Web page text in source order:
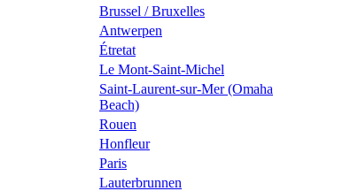
Brussel / Bruxelles
Antwerpen
Étretat
Le Mont-Saint-Michel
Saint-Laurent-sur-Mer (Omaha
Beach)
Rouen
Honfleur
Paris
Lauterbrunnen